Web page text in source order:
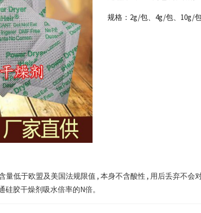
规格：2g/包、4g/包、10g/
量低于欧盟及美国法规限值 , 本身不含酸性 , 用后丢弃不会
胶干燥剂吸水倍率的N倍。